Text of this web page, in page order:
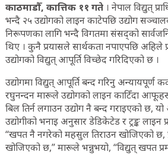
काठमाडौँ, कात्तिक ११ गते । नेपाल विद्युत्
भन्दै २५ उद्योगको लाइन काटेपछि उद्योग
निरूपणका लागि भन्दै विगतमा संसद्को
थिए । कुनै प्रयासले सार्थकता नपाएपछि
उद्योगको विद्युत् आपूर्ति विच्छेद गरिदिएको छ ।
उद्योगमा विद्युत् आपूर्ति बन्द गरिनु
रघुनन्दन मारूले उद्योगको लाइन काटिँदा
बिल तिर्न लगाउन उद्योग नै बन्द गराइएको छ,
उद्योगीको भनाइ अनुसार डेडिकेटेड र ट्रङ्क
“खपत नै नगरेको महसुल तिराउन खोजिएको छ,
खोजिएको छ,” मारूले भन्नुभयो, “विद्युत् खपत